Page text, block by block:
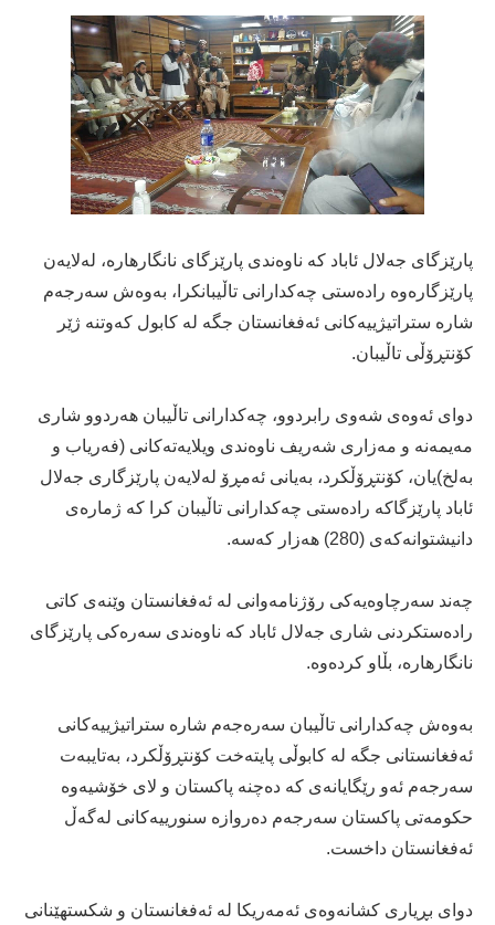
پارێزگاى جەلال ئاباد کە ناوەندى پارێزگاى نانگارهارە، لەلایەن
پارێزگارەوە رادەستى چەکدارانى تاڵیبانکرا، بەوەش سەرجەم
شارە ستراتیژییەکانى ئەفغانستان جگە لە کابول کەوتنە ژێر
کۆنتڕۆڵى تاڵیبان.
دواى ئەوەى شەوى رابردوو، چەکدارانى تاڵیبان ھەردوو شاری
مەیمەنە و مەزاری شەریف ناوەندی ویلایەتەکانی (فەریاب و
بەلخ)یان، کۆنتڕۆڵکرد، بەیانى ئەمڕۆ لەلایەن پارێزگارى جەلال
ئاباد پارێزگاکە رادەستى چەکدارانى تاڵیبان کرا کە ژمارەى
دانیشتوانەکەى (280) هەزار کەسە.
چەند سەرچاوەیەکى رۆژنامەوانى لە ئەفغانستان وێنەى کاتى
رادەستکردنى شارى جەلال ئاباد کە ناوەندى سەرەکى پارێزگاى
نانگارهارە، بڵاو کردەوە.
بەوەش چەکدارانى تاڵیبان سەرەجەم شارە ستراتیژییەکانى
ئەفغانستانى جگە لە کابوڵى پایتەخت کۆنتڕۆڵکرد، بەتایبەت
سەرجەم ئەو رێگایانەى کە دەچنە پاکستان و لاى خۆشیەوە
حکومەتى پاکستان سەرجەم دەروازە سنورییەکانى لەگەڵ
ئەفغانستان داخست.
دوای بڕیاری کشانەوەی ئەمەریکا لە ئەفغانستان و شکستھێنانی